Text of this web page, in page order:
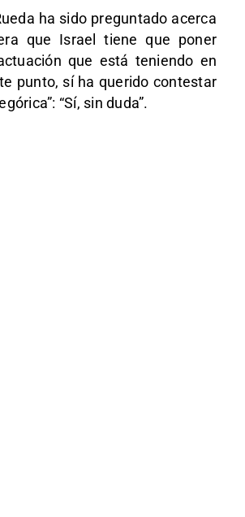
ha sido preguntado acerca
que Israel tiene que poner
que está teniendo en
punto, sí ha querido contestar
“Sí, sin duda”.